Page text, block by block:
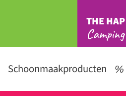
THE HAP
Camping
Schoonmaakproducten